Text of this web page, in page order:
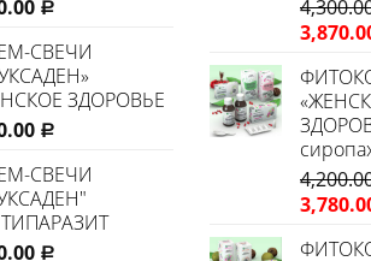
Р
СВЕЧИ
ЗДОРОВЬЕ
Р
СВЕЧИ
Р